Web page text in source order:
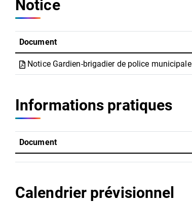
Notice
Document
Notice Gardien-brigadier de police municipale
Informations pratiques
Document
Calendrier prévisionnel